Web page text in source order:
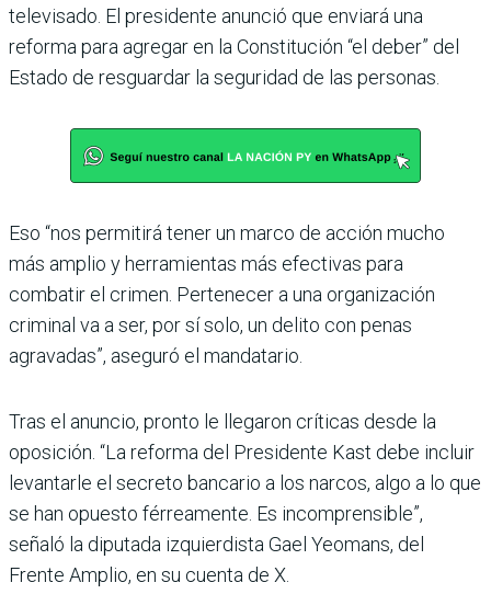
televisado. El presidente anunció que enviará una
reforma para agregar en la Constitución “el deber” del
Estado de resguardar la seguridad de las personas.
Eso “nos permitirá tener un marco de acción mucho
más amplio y herramientas más efectivas para
combatir el crimen. Pertenecer a una organización
criminal va a ser, por sí solo, un delito con penas
agravadas”, aseguró el mandatario.
Tras el anuncio, pronto le llegaron críticas desde la
oposición. “La reforma del Presidente Kast debe incluir
levantarle el secreto bancario a los narcos, algo a lo que
se han opuesto férreamente. Es incomprensible”,
señaló la diputada izquierdista Gael Yeomans, del
Frente Amplio, en su cuenta de X.